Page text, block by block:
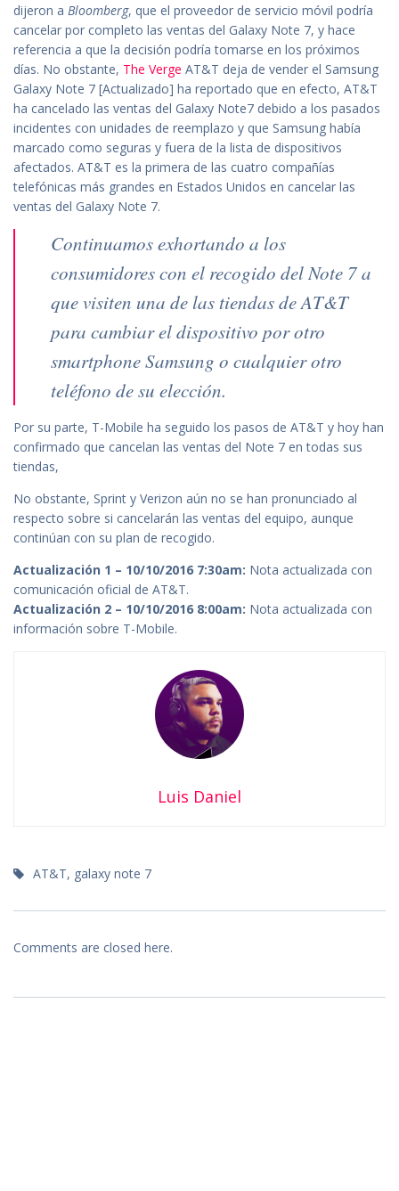
dijeron a Bloomberg, que el proveedor de servicio móvil podría
cancelar por completo las ventas del Galaxy Note 7, y hace
referencia a que la decisión podría tomarse en los próximos
días. No obstante, The Verge AT&T deja de vender el Samsung
Galaxy Note 7 [Actualizado] ha reportado que en efecto, AT&T
ha cancelado las ventas del Galaxy Note7 debido a los pasados
incidentes con unidades de reemplazo y que Samsung había
marcado como seguras y fuera de la lista de dispositivos
afectados. AT&T es la primera de las cuatro compañías
telefónicas más grandes en Estados Unidos en cancelar las
ventas del Galaxy Note 7.
Continuamos exhortando a los
consumidores con el recogido del Note 7 a
que visiten una de las tiendas de AT&T
para cambiar el dispositivo por otro
smartphone Samsung o cualquier otro
teléfono de su elección.
Por su parte, T-Mobile ha seguido los pasos de AT&T y hoy han
confirmado que cancelan las ventas del Note 7 en todas sus
tiendas,
No obstante, Sprint y Verizon aún no se han pronunciado al
respecto sobre si cancelarán las ventas del equipo, aunque
continúan con su plan de recogido.
Actualización 1 – 10/10/2016 7:30am: Nota actualizada con
comunicación oficial de AT&T.
Actualización 2 – 10/10/2016 8:00am: Nota actualizada con
información sobre T-Mobile.
Luis Daniel
AT&T, galaxy note 7
Comments are closed here.